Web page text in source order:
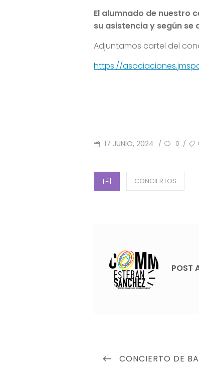
El alumnado de nuestro
su asistencia y según se
Adjuntamos cartel del
https://
POSTED
17 JUNIO, 2024 / 0 /
CATEGORIES
CONCIERTOS
POST
Navegación
PREVIOUS
CONCIERTO DE